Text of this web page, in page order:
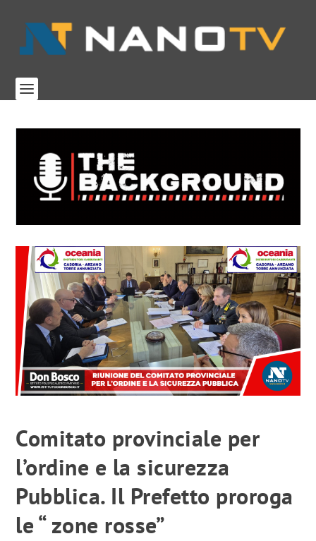
Comitato provinciale per
l’ordine e la sicurezza
Pubblica. Il Prefetto proroga
le “ zone rosse”